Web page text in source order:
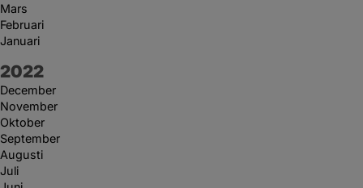
Mars
Februari
Januari
År:
2022
December
November
Oktober
September
Augusti
Juli